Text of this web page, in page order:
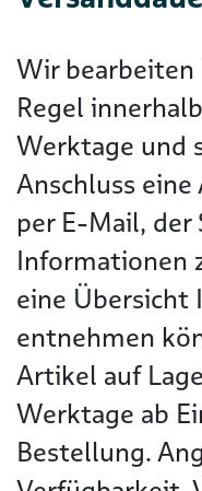
Wir
Regel
Werktage und
Anschluss
per E-Mail, der
Informationen
eine Übersicht
entnehmen
Artikel auf
Werktage ab
Bestellung.